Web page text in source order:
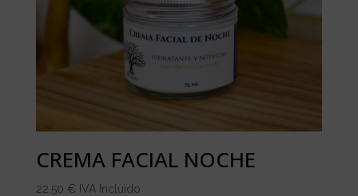
CREMA FACIAL NOCHE
22,50 € IVA Incluido